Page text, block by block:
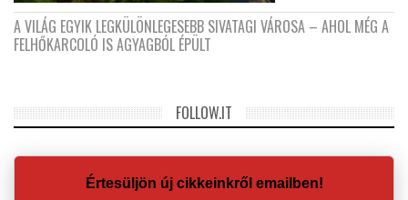
A VILÁG EGYIK LEGKÜLÖNLEGESEBB SIVATAGI VÁROSA – AHOL MÉG A
FELHŐKARCOLÓ IS AGYAGBÓL ÉPÜLT
FOLLOW.IT
Értesüljön új cikkeinkről emailben!